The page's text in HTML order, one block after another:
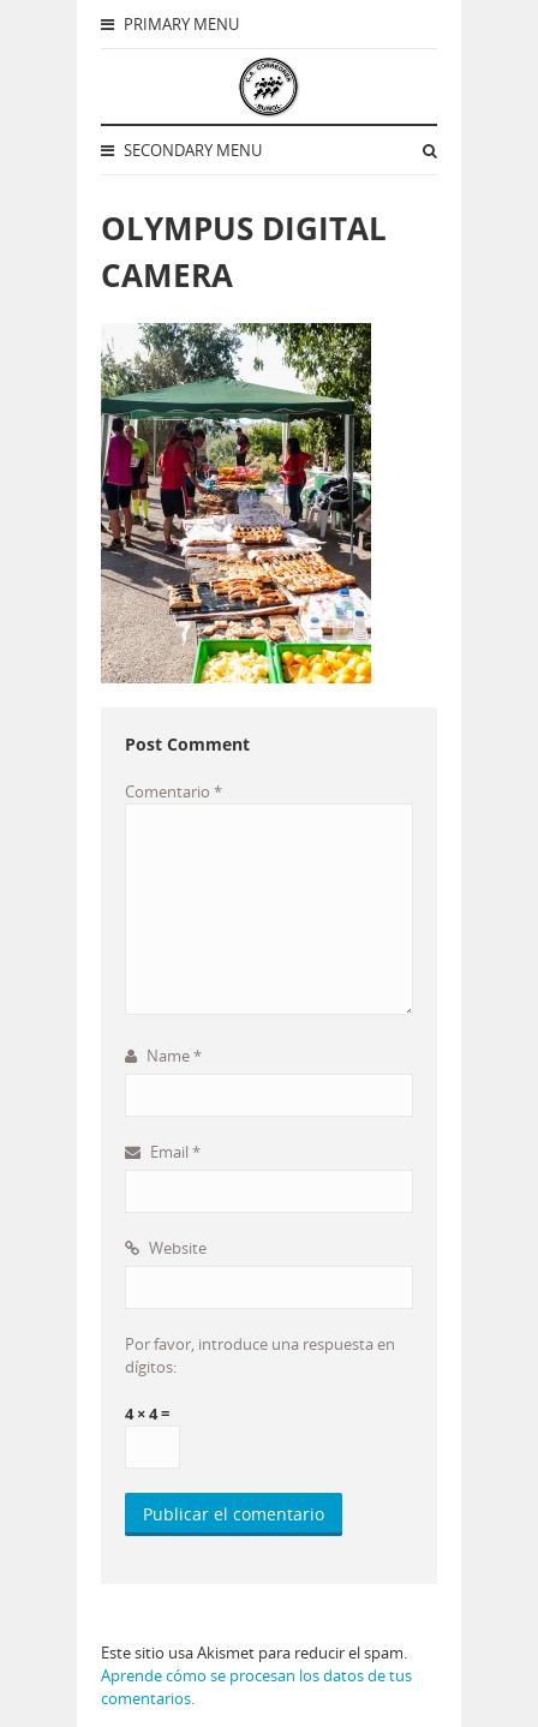
PRIMARY MENU
SECONDARY MENU
OLYMPUS DIGITAL
CAMERA
Post Comment
Comentario *
Name*
Email *
Website
Por favor, introduce una respuesta en
dígitos:
4 × 4 =
Este sitio usa Akismet para reducir el spam.
Aprende cómo se procesan los datos de tus
comentarios.